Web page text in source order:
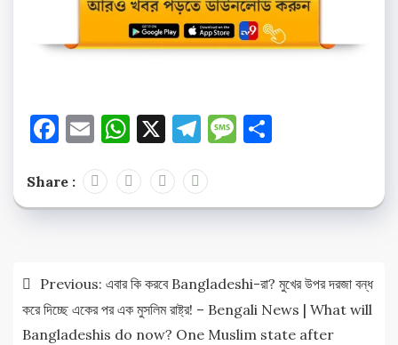
Facebook
EmailWhatsApp
X Telegram
Message
Share :
Post
navigation
Previous: এবার কি করবে Bangladeshi-রা? মুখের উপর দরজা বন্ধ
করে দিচ্ছে একের পর এক মুসলিম রাষ্ট্র! – Bengali News | What will
Bangladeshis do now? One Muslim state after